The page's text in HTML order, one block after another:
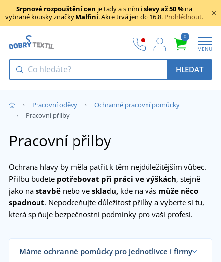
Srpnové rozpouštění cen je tady a s ním islevy až 50 % na
vybrané kousky značky Malfini. Akce trvá jen do 16.8. Prohlédnout.
0
MENU
HLEDAT
Pracovní oděvy
Ochranné pracovní pomůcky
Pracovní přilby
Pracovní přilby
Ochrana hlavy by měla patřit k těm nejdůležitějším vůbec.
Přilbu budete potřebovat při práci ve výškách, stejně
jako na stavbě nebo ve skladu, kde na vás může něco
spadnout. Nepodceňujte důležitost přilby a vyberte si tu,
která splňuje bezpečnostní podmínky pro vaši profesi.
Máme ochranné pomůcky pro jednotlivce i firmy